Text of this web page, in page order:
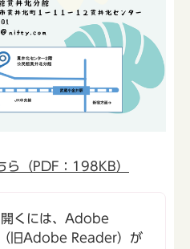
ら（PDF：198KB）
開くには、Adobe
旧Adobe Reader）が